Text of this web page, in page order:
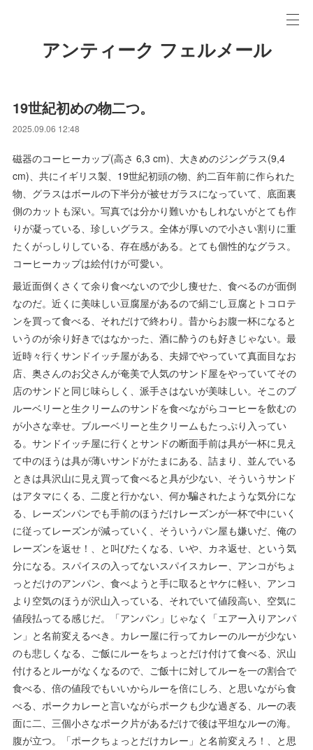
アンティーク フェルメール
19世紀初めの物二つ。
2025.09.06 12:48
磁器のコーヒーカップ(高さ 6,3 cm)、大きめのジングラス(9,4
cm)、共にイギリス製、19世紀初頭の物、約二百年前に作られた
物、グラスはボールの下半分が被せガラスになっていて、底面裏
側のカットも深い。写真では分かり難いかもしれないがとても作
りが凝っている、珍しいグラス。全体が厚いので小さい割りに重
たくがっしりしている、存在感がある。とても個性的なグラス。
コーヒーカップは絵付けが可愛い。
最近面倒くさくて余り食べないので少し痩せた、食べるのが面倒
なのだ。近くに美味しい豆腐屋があるので絹ごし豆腐とトコロテ
ンを買って食べる、それだけで終わり。昔からお腹一杯になると
いうのが余り好きではなかった、酒に酔うのも好きじゃない。最
近時々行くサンドイッチ屋がある、夫婦でやっていて真面目なお
店、奥さんのお父さんが奄美で人気のサンド屋をやっていてその
店のサンドと同じ味らしく、派手さはないが美味しい。そこのブ
ルーベリーと生クリームのサンドを食べながらコーヒーを飲むの
が小さな幸せ。ブルーベリーと生クリームもたっぷり入ってい
る。サンドイッチ屋に行くとサンドの断面手前は具が一杯に見え
て中のほうは具が薄いサンドがたまにある、詰まり、並んでいる
ときは具沢山に見え買って食べると具が少ない、そういうサンド
はアタマにくる、二度と行かない、何か騙されたような気分にな
る、レーズンパンでも手前のほうだけレーズンが一杯で中にいく
に従ってレーズンが減っていく、そういうパン屋も嫌いだ、俺の
レーズンを返せ！、と叫びたくなる、いや、カネ返せ、という気
分になる。スパイスの入ってないスパイスカレー、アンコがちょ
っとだけのアンパン、食べようと手に取るとヤケに軽い、アンコ
より空気のほうが沢山入っている、それでいて値段高い、空気に
値段払ってる感じだ。「アンパン」じゃなく「エアー入りアンパ
ン」と名前変えるべき。カレー屋に行ってカレーのルーが少ない
のも悲しくなる、ご飯にルーをちょっとだけ付けて食べる、沢山
付けるとルーがなくなるので、ご飯十に対してルーを一の割合で
食べる、倍の値段でもいいからルーを倍にしろ、と思いながら食
べる、ポークカレーと言いながらポークも少な過ぎる、ルーの表
面に二、三個小さなポーク片があるだけで後は平坦なルーの海。
腹が立つ。「ポークちょっとだけカレー」と名前変えろ！、と思